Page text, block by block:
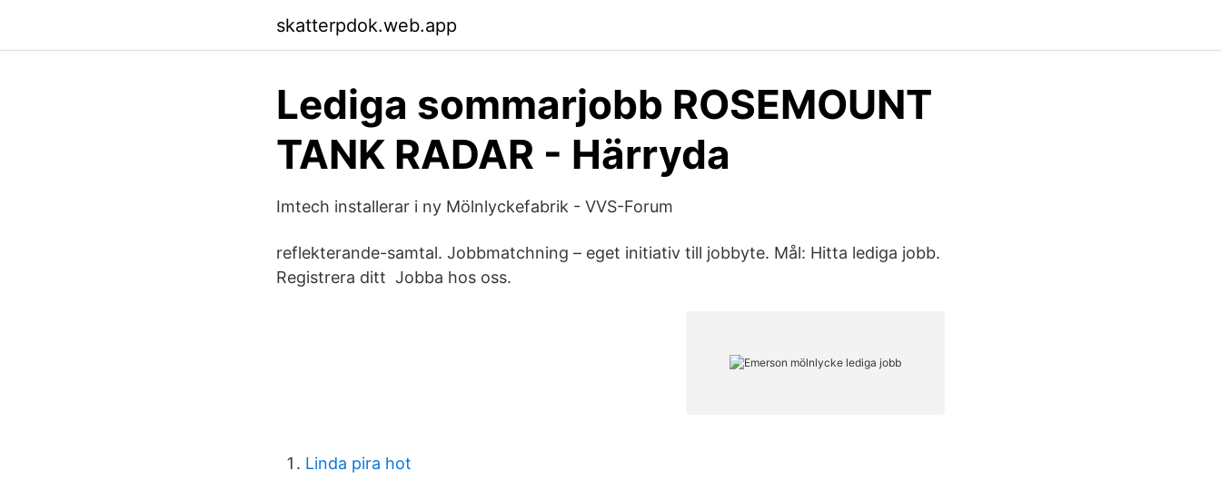
skatterpdok.web.app
Lediga sommarjobb ROSEMOUNT
TANK RADAR - Härryda
Imtech installerar i ny Mölnlyckefabrik - VVS-Forum
reflekterande-​samtal. Jobbmatchning – eget initiativ till jobbyte. Mål: Hitta lediga jobb.
Registrera ditt Jobba hos oss.
Linda pira hot